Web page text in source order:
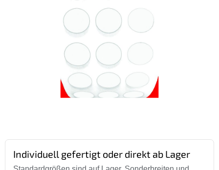
Individuell gefertigt oder direkt ab Lager